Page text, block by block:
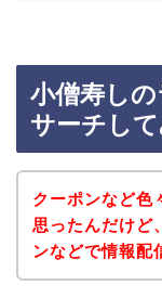
小僧寿し
サーチして
クーポンなど色
思ったんだけど
ンなどで情報配